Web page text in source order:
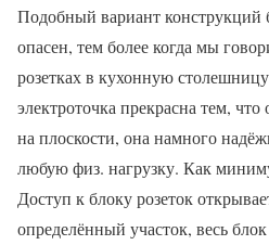
Подобный вариант конструкций
опасен, тем более когда мы
розетках в кухонную
электроточка прекрасна тем,
на плоскости, она намного
любую физ. нагрузку. Как
Доступ к блоку розеток
определённый участок, весь